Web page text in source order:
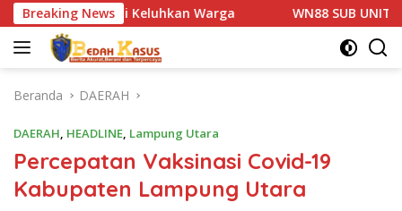
Langsung
ke
konten
Breaking News
Basarang di Keluhkan Warga WN88 SUB UNIT 13
Beranda DAERAH
DAERAH, HEADLINE, Lampung Utara
Percepatan Vaksinasi Covid-19
Kabupaten Lampung Utara